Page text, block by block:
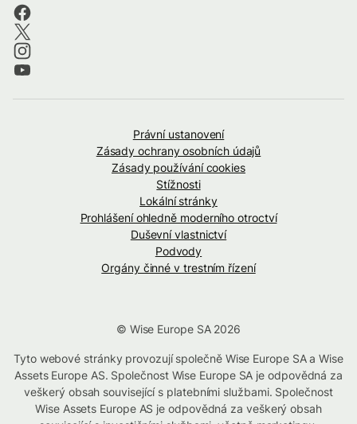
Právní ustanovení
Zásady ochrany osobních údajů
Zásady používání cookies
Stížnosti
Lokální stránky
Prohlášení ohledně moderního otroctví
Duševní vlastnictví
Podvody
Orgány činné v trestním řízení
© Wise Europe SA 2026
Tyto webové stránky provozují společně Wise Europe SA a Wise
Assets Europe AS. Společnost Wise Europe SA je odpovědná za
veškerý obsah související s platebními službami. Společnost
Wise Assets Europe AS je odpovědná za veškerý obsah